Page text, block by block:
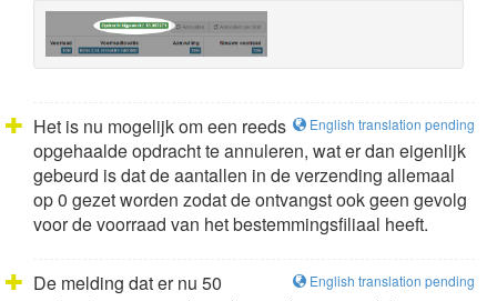
English translation pending
Het is nu mogelijk om een reeds
opgehaalde opdracht te annuleren, wat er dan eigenlijk
gebeurd is dat de aantallen in de verzending allemaal
op 0 gezet worden zodat de ontvangst ook geen gevolg
voor de voorraad van het bestemmingsfiliaal heeft.
English translation pending
De melding dat er nu 50